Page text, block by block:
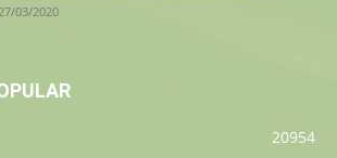
03/2020
20954